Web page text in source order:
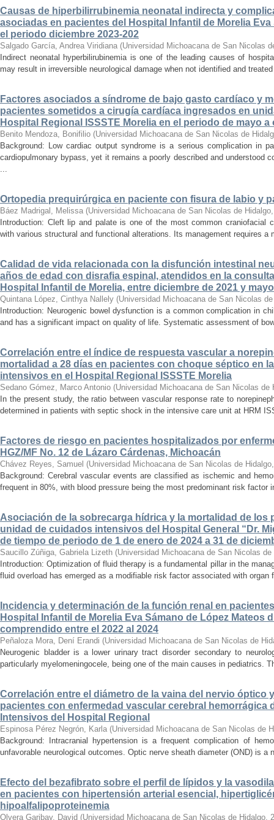
Causas de hiperbilirrubinemia neonatal indirecta y
asociadas en pacientes del Hospital Infantil de Morelia
el periodo diciembre 2023-202
Salgado García, Andrea Viridiana (Universidad Michoacana de San Nicolas
Indirect neonatal hyperbilirubinemia is one of the leading causes of
may result in irreversible neurological damage when not identified and
Factores asociados a síndrome de bajo gasto cardíaco y
pacientes sometidos a cirugía cardíaca ingresados en
Hospital Regional ISSSTE Morelia en el periodo de mayo a
Benito Mendoza, Bonifilio (Universidad Michoacana de San Nicolas de
Background: Low cardiac output syndrome is a serious complication in
cardiopulmonary bypass, yet it remains a poorly described and understood
...
Ortopedia prequirúrgica en paciente con fisura de labio y
Báez Madrigal, Melissa (Universidad Michoacana de San Nicolas de Hidalgo
Introduction: Cleft lip and palate is one of the most common craniofacial
with various structural and functional alterations. Its management requires a
Calidad de vida relacionada con la disfunción intestinal
años de edad con disrafia espinal, atendidos en la
Hospital Infantil de Morelia, entre diciembre de 2021 y
Quintana López, Cinthya Nallely (Universidad Michoacana de San Nicolas
Introduction: Neurogenic bowel dysfunction is a common complication in
and has a significant impact on quality of life. Systematic assessment of
Correlación entre el índice de respuesta vascular a
mortalidad a 28 días en pacientes con choque séptico en
intensivos en el Hospital Regional ISSSTE Morelia
Sedano Gómez, Marco Antonio (Universidad Michoacana de San Nicolas de
In the present study, the ratio between vascular response rate to
determined in patients with septic shock in the intensive care unit at HRM
Factores de riesgo en pacientes hospitalizados por
HGZ/MF No. 12 de Lázaro Cárdenas, Michoacán
Chávez Reyes, Samuel (Universidad Michoacana de San Nicolas de Hidalgo
Background: Cerebral vascular events are classified as ischemic and
frequent in 80%, with blood pressure being the most predominant risk factor
Asociación de la sobrecarga hídrica y la mortalidad de los
unidad de cuidados intensivos del Hospital General “Dr.
de tiempo de periodo de 1 de enero de 2024 a 31 de
Saucillo Zúñiga, Gabriela Lizeth (Universidad Michoacana de San Nicolas de
Introduction: Optimization of fluid therapy is a fundamental pillar in the
fluid overload has emerged as a modifiable risk factor associated with organ
Incidencia y determinación de la función renal en
Hospital Infantil de Morelia Eva Sámano de López Mateos
comprendido entre el 2022 al 2024
Peñaloza Mora, Dení Erandi (Universidad Michoacana de San Nicolas de
Neurogenic bladder is a lower urinary tract disorder secondary to
particularly myelomeningocele, being one of the main causes in pediatrics.
Correlación entre el diámetro de la vaina del nervio óptico
pacientes con enfermedad vascular cerebral hemorrágica
Intensivos del Hospital Regional
Espinosa Pérez Negrón, Karla (Universidad Michoacana de San Nicolas de
Background: Intracranial hypertension is a frequent complication of
unfavorable neurological outcomes. Optic nerve sheath diameter (OND) is a
Efecto del bezafibrato sobre el perfil de lípidos y la
en pacientes con hipertensión arterial esencial,
hipoalfalipoproteinemia
Olvera Garibay, David (Universidad Michoacana de San Nicolas de Hidalgo,